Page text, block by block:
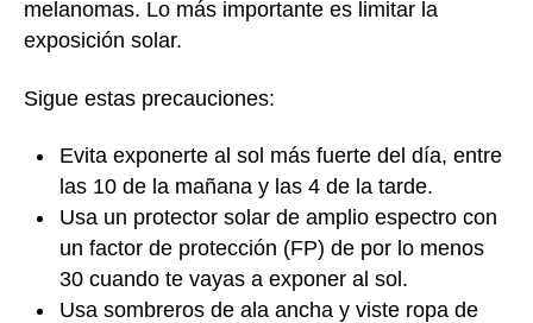
melanomas. Lo más importante es limitar la
exposición solar.
Sigue estas precauciones:
Evita exponerte al sol más fuerte del día, entre
las 10 de la mañana y las 4 de la tarde.
Usa un protector solar de amplio espectro con
un factor de protección (FP) de por lo menos
30 cuando te vayas a exponer al sol.
Usa sombreros de ala ancha y viste ropa de